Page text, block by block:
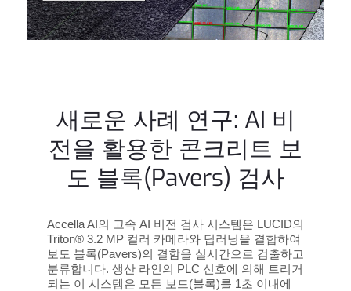
새로운 사례 연구: AI 비
전을 활용한 콘크리트 보
도 블록(Pavers) 검사
Accella AI의 고속 AI 비전 검사 시스템은 LUCID의
Triton® 3.2 MP 컬러 카메라와 딥러닝을 결합하여
보도 블록(Pavers)의 결함을 실시간으로 검출하고
분류합니다. 생산 라인의 PLC 신호에 의해 트리거
되는 이 시스템은 모든 보드(블록)를 1초 이내에